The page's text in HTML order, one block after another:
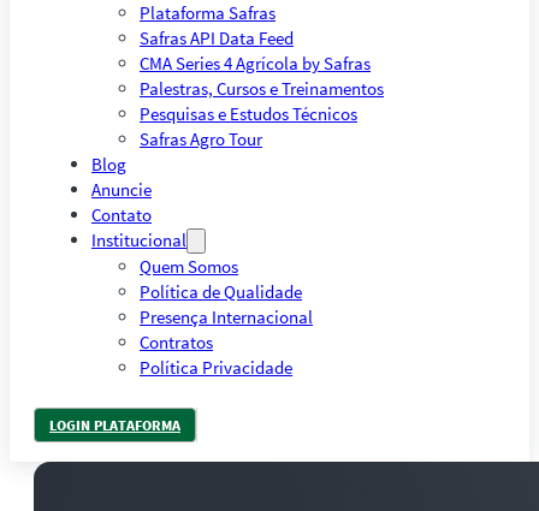
Plataforma Safras
Safras API Data Feed
CMA Series 4 Agrícola by Safras
Palestras, Cursos e Treinamentos
Pesquisas e Estudos Técnicos
Safras Agro Tour
Blog
Anuncie
Contato
Institucional
Quem Somos
Política de Qualidade
Presença Internacional
Contratos
Política Privacidade
LOGIN PLATAFORMA